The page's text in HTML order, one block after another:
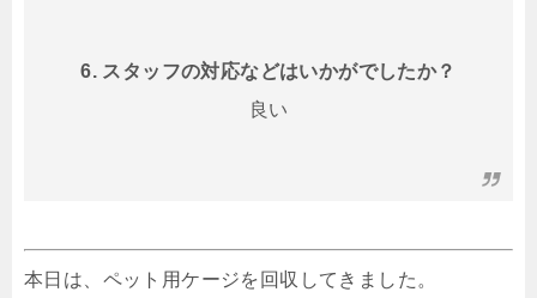
6. スタッフの対応などはいかがでしたか？
良い
本日は、ペット用ケージを回収してきました。